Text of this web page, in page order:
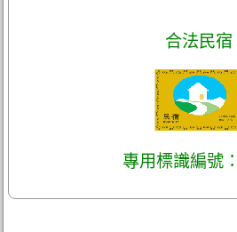
合法民宿
專用標識編號